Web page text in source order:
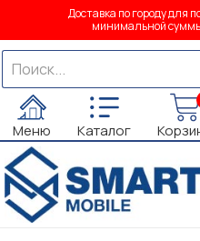
Доставка по городу для
минимальной
Меню Каталог